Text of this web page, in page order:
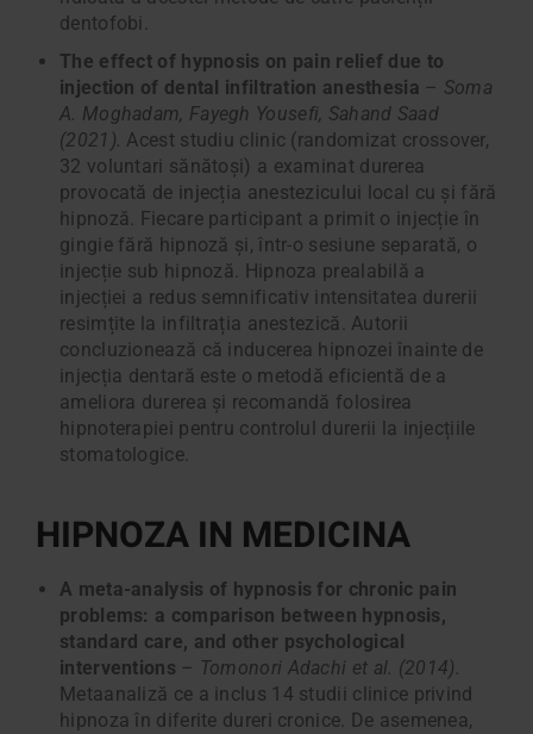
dentofobi.
The effect of hypnosis on pain relief due to
injection of dental infiltration anesthesia – Soma
A. Moghadam, Fayegh Yousefi, Sahand Saad
(2021). Acest studiu clinic (randomizat crossover,
32 voluntari sănătoși) a examinat durerea
provocată de injecția anestezicului local cu și fără
hipnoză. Fiecare participant a primit o injecție în
gingie fără hipnoză și, într-o sesiune separată, o
injecție sub hipnoză. Hipnoza prealabilă a
injecției a redus semnificativ intensitatea durerii
resimțite la infiltrația anestezică. Autorii
concluzionează că inducerea hipnozei înainte de
injecția dentară este o metodă eficientă de a
ameliora durerea și recomandă folosirea
hipnoterapiei pentru controlul durerii la injecțiile
stomatologice.
HIPNOZA IN MEDICINA
A meta-analysis of hypnosis for chronic pain
problems: a comparison between hypnosis,
standard care, and other psychological
interventions – Tomonori Adachi et al. (2014).
Metaanaliză ce a inclus 14 studii clinice privind
hipnoza în diferite dureri cronice. De asemenea,